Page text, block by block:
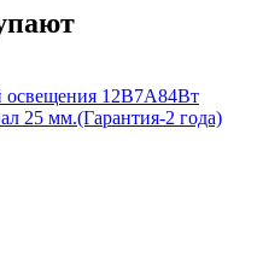
освещения 12В7А84Вт
25 мм.(Гарантия-2 года)